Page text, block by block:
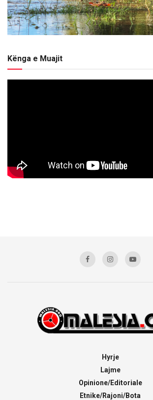
Kënga e Muajit
Hyrje
Lajme
Opinione/Editoriale
Etnike/Rajoni/Bota